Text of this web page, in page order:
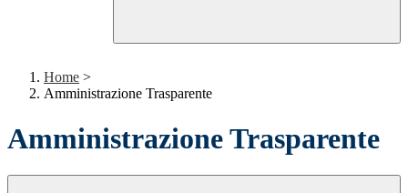
Home >
Amministrazione Trasparente
Amministrazione Trasparente